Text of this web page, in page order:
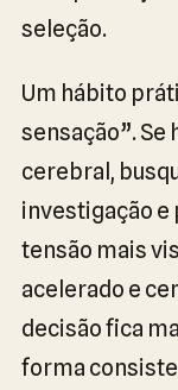
seleção.
Um hábito
sensação”. Se
cerebral,
investigação e
tensão mais
acelerado e
decisão fica
forma